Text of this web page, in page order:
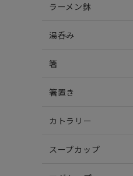
ラーメン鉢
湯呑み
箸
箸置き
カトラリー
スープカップ